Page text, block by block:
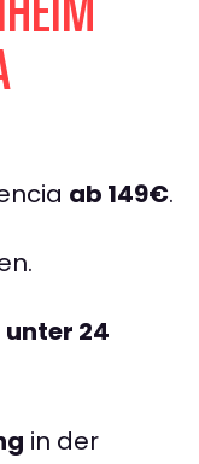
ab 149€.
unter 24
in der